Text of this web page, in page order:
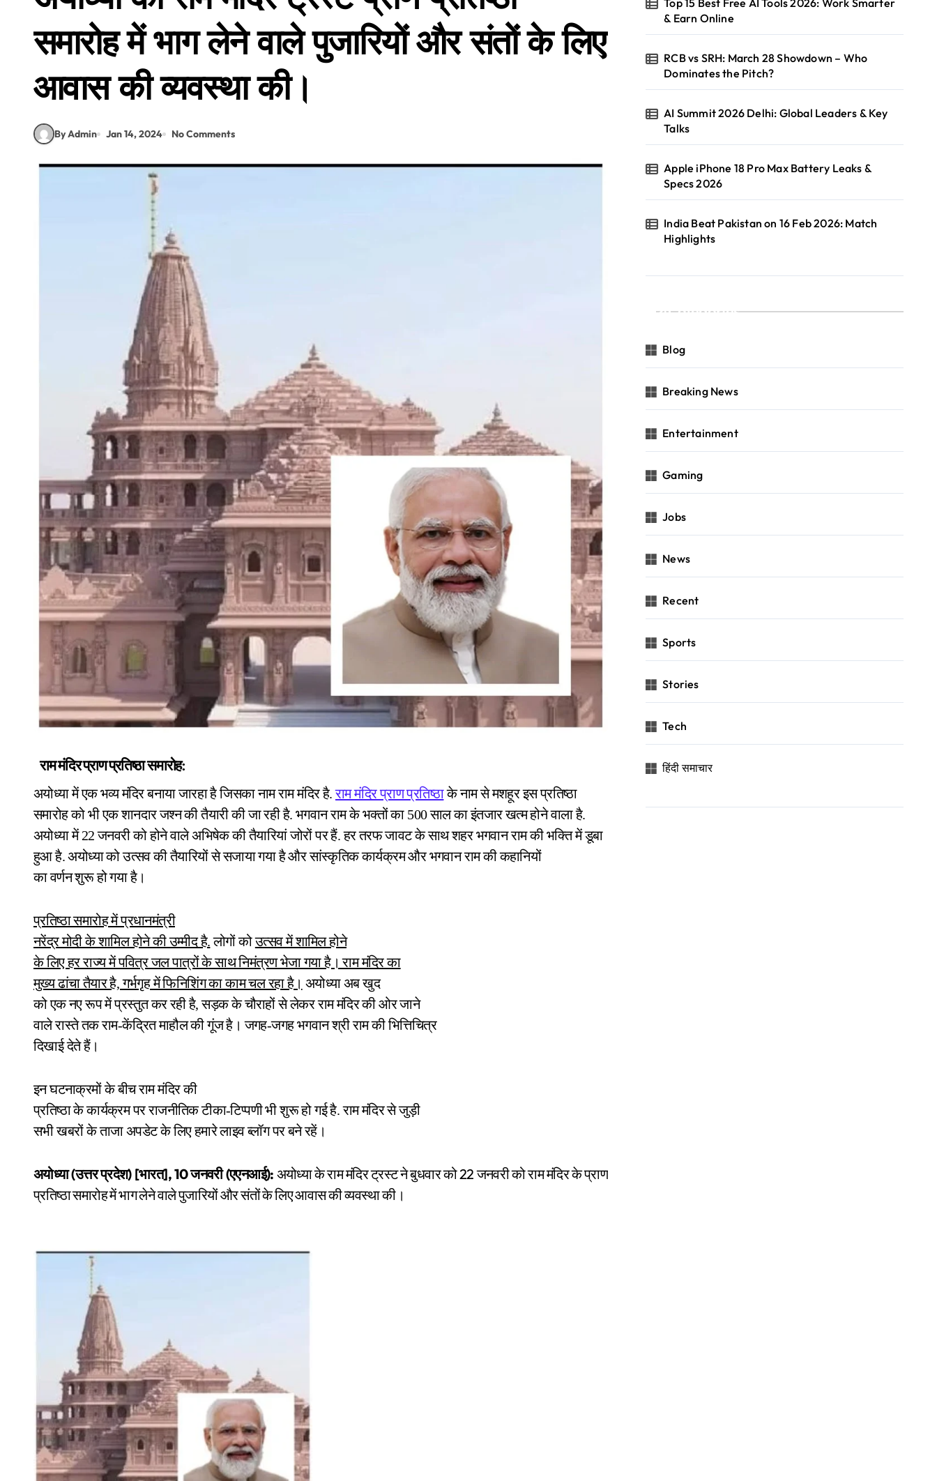
समारोह में भाग लेने वाले पुजारियों और संतों के लिए
आवास की व्यवस्था की।
By Admin Jan 14, 2024 No Comments
राम मंदिर प्राण प्रतिष्ठा समारोह:
अयोध्या में एक भव्य मंदिर बनाया जारहा है जिसका नाम राम मंदिर है.राम मंदिर प्राण प्रतिष्ठाके नाम से मशहूर इस प्रतिष्ठा
समारोह को भी एक शानदार जश्न की तैयारी की जा रही है. भगवान राम के भक्तों का 500 साल का इंतजार खत्म होने वाला है.
अयोध्या में 22 जनवरी को होने वाले अभिषेक की तैयारियां जोरों पर हैं. हर तरफ जावट के साथ शहर भगवान राम की भक्ति में डूबा
हुआ है. अयोध्या को उत्सव की तैयारियों से सजाया गया है और सांस्कृतिक कार्यक्रम और भगवान राम की कहानियों
का वर्णन शुरू हो गया है।
प्रतिष्ठा समारोह में प्रधानमंत्री
नरेंद्र मोदी के शामिल होने की उम्मीद है.लोगों कोउत्सव में शामिल होने
के लिए हर राज्य में पवित्र जल पात्रों के साथ निमंत्रण भेजा गया है। राम मंदिर का
मुख्य ढांचा तैयार है, गर्भगृह में फिनिशिंग का काम चल रहा है। अयोध्या अब खुद
को एक नए रूप में प्रस्तुत कर रही है, सड़क के चौराहों से लेकर राम मंदिर की ओर जाने
वाले रास्ते तक राम-केंद्रित माहौल की गूंज है। जगह-जगह भगवान श्री राम की भित्तिचित्र
दिखाई देते हैं।
इन घटनाक्रमों के बीच राम मंदिर की
प्रतिष्ठा के कार्यक्रम पर राजनीतिक टीका-टिप्पणी भी शुरू हो गई है. राम मंदिर से जुड़ी
सभी खबरों के ताजा अपडेट के लिए हमारे लाइव ब्लॉग पर बने रहें।
अयोध्या(उत्तरप्रदेश) [भारत], 10जनवरी(एएनआई): अयोध्याकेराममंदिरट्रस्टनेबुधवारको22जनवरीकोराममंदिरकेप्राण
प्रतिष्ठासमारोहमेंभागलेनेवालेपुजारियोंऔरसंतोंकेलिएआवासकीव्यवस्थाकी।
Top 15 Best Free AI Tools 2026: Work Smarter
& Earn Online
RCB vs SRH: March 28 Showdown – Who
Dominates the Pitch?
AI Summit 2026 Delhi: Global Leaders & Key
Talks
Apple iPhone 18 Pro Max Battery Leaks &
Specs 2026
India Beat Pakistan on 16 Feb 2026: Match
Highlights
Categories
Blog
Breaking News
Entertainment
Gaming
Jobs
News
Recent
Sports
Stories
Tech
हिंदी समाचार